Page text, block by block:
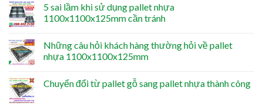
5 sai lầm khi sử dụng pallet nhựa
1100x1100x125mm cần tránh
Những câu hỏi khách hàng thường hỏi về pallet
nhựa 1100x1100x125mm
Chuyển đổi từ pallet gỗ sang pallet nhựa thành công